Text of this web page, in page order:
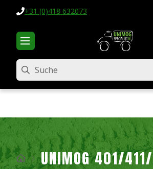
+31 (0)418 632073
Suche
UNIMOG 401/